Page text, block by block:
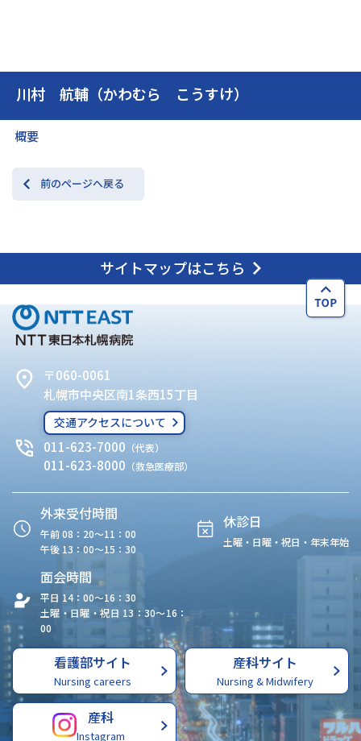
交通アクセス お問い合わせ
川村 航輔（かわむら こうすけ）
概要
前のページへ戻る
サイトマップはこちら
〒060-0061
札幌市中央区南1条西15丁目
交通アクセスについて
011-623-7000 （代表）
011-623-8000 （救急医療部）
外来受付時間
午前 08：20〜11：00
午後 13：00〜15：30
休診日
土曜・日曜・祝日・年末年始
面会時間
平日 14：00〜16：30
土曜・日曜・祝日 13：30〜16：
00
看護部サイト
Nursing careers
産科サイト
Nursing & Midwifery
産科
Instagram